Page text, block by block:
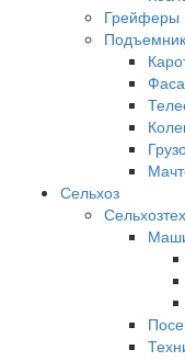
Грейферы
Сельхоз